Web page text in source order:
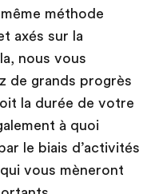
méthode
axés sur la
nous vous
de grands progrès
la durée de votre
à quoi
le biais d’activités
vous mèneront